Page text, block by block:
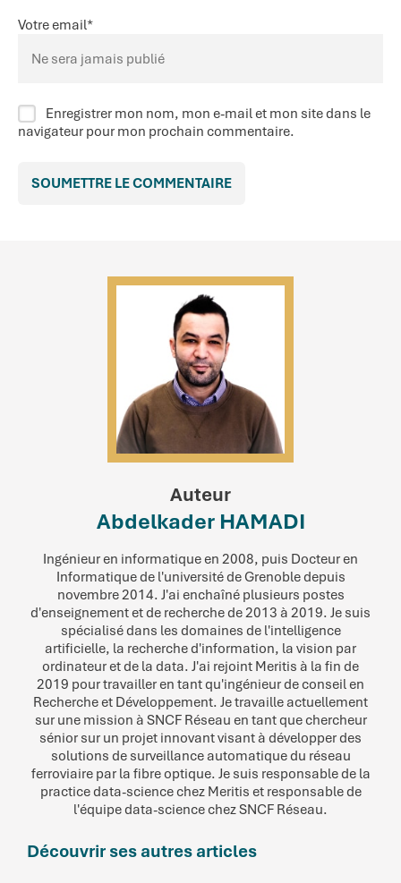
Votre email*
Enregistrer mon nom, mon e-mail et mon site dans le
navigateur pour mon prochain commentaire.
Auteur
Abdelkader HAMADI
Ingénieur en informatique en 2008, puis Docteur en
Informatique de l'université de Grenoble depuis
novembre 2014. J'ai enchaîné plusieurs postes
d'enseignement et de recherche de 2013 à 2019. Je suis
spécialisé dans les domaines de l'intelligence
artificielle, la recherche d'information, la vision par
ordinateur et de la data. J'ai rejoint Meritis à la fin de
2019 pour travailler en tant qu'ingénieur de conseil en
Recherche et Développement. Je travaille actuellement
sur une mission à SNCF Réseau en tant que chercheur
sénior sur un projet innovant visant à développer des
solutions de surveillance automatique du réseau
ferroviaire par la fibre optique. Je suis responsable de la
practice data-science chez Meritis et responsable de
l'équipe data-science chez SNCF Réseau.
Découvrir ses autres articles